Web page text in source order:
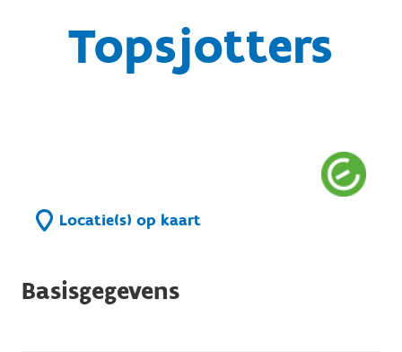
Topsjotters
Locatie(s) op kaart
Basisgegevens